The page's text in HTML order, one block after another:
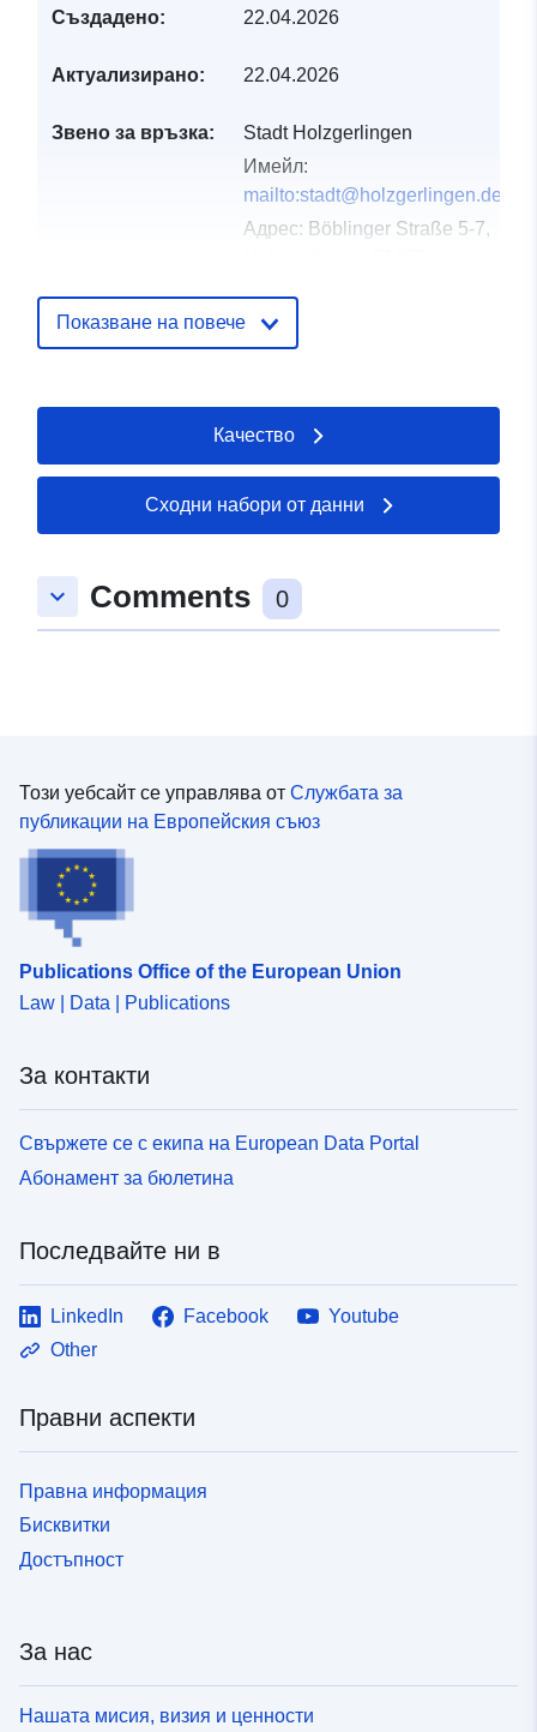
Създадено: 22.04.2026
Актуализирано: 22.04.2026
Звено за връзка:
Stadt Holzgerlingen
Имейл:
mailto:stadt@holzgerlingen.de
Адрес: Böblinger Straße 5-7,
URL адрес:
http://www.holzgerlingen.de
Каталожен
Добавено към data.europa.eu:
May 2026
Актуализирана на
25 July 2026
:
48.6423158 ], [ 9.0076406,
48.6423158 ], [ 9.0076406,
Съответства на:
Ресурси:
http://data.europa.eu/eli/reg/2009/
uriRef:
Показване на повече
Качество
Сходни набори от данни
keyboard_arrow_down Comments 0
Този уебсайт се управлява от Службата за
публикации на Европейския съюз
Publications Office of the European Union
Law | Data | Publications
За контакти
Свържете се с екипа на European Data Portal
Абонамент за бюлетина
Последвайте ни в
LinkedIn Facebook
Youtube
Other
Правни аспекти
Правна информация
Бисквитки
Достъпност
За нас
Нашата мисия, визия и ценности